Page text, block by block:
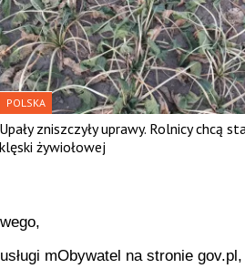
POLSKA
Upały zniszczyły uprawy. Rolnicy chcą
klęski żywiołowej
mObywatel na stronie gov.pl,